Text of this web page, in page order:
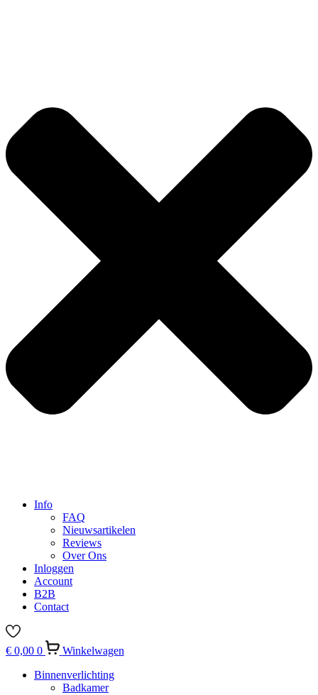
Info
FAQ
Nieuwsartikelen
Reviews
Over Ons
Inloggen
Account
B2B
Contact
€ 0,00 0
Winkelwagen
Binnenverlichting
Badkamer